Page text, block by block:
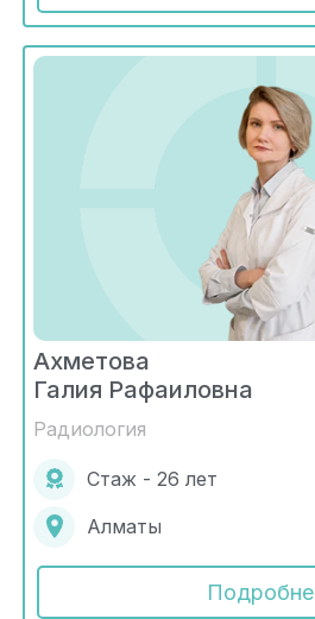
Ахметова
Галия Рафаиловна
Радиология
Стаж - 26 лет
Алматы